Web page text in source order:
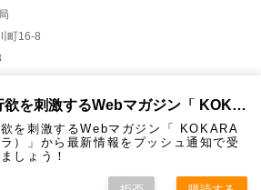
町16-8
親孝行欲を刺激するWebマガジン「 KOKARA（コカラ）」から通知を受け取る
を刺激するWebマガジン「 KOKARA
ラ）」から最新情報をプッシュ通知で受
しょう！